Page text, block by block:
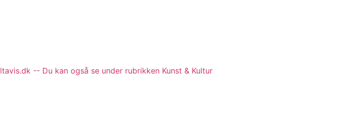
-- Du kan også se under rubrikken Kunst & Kultur